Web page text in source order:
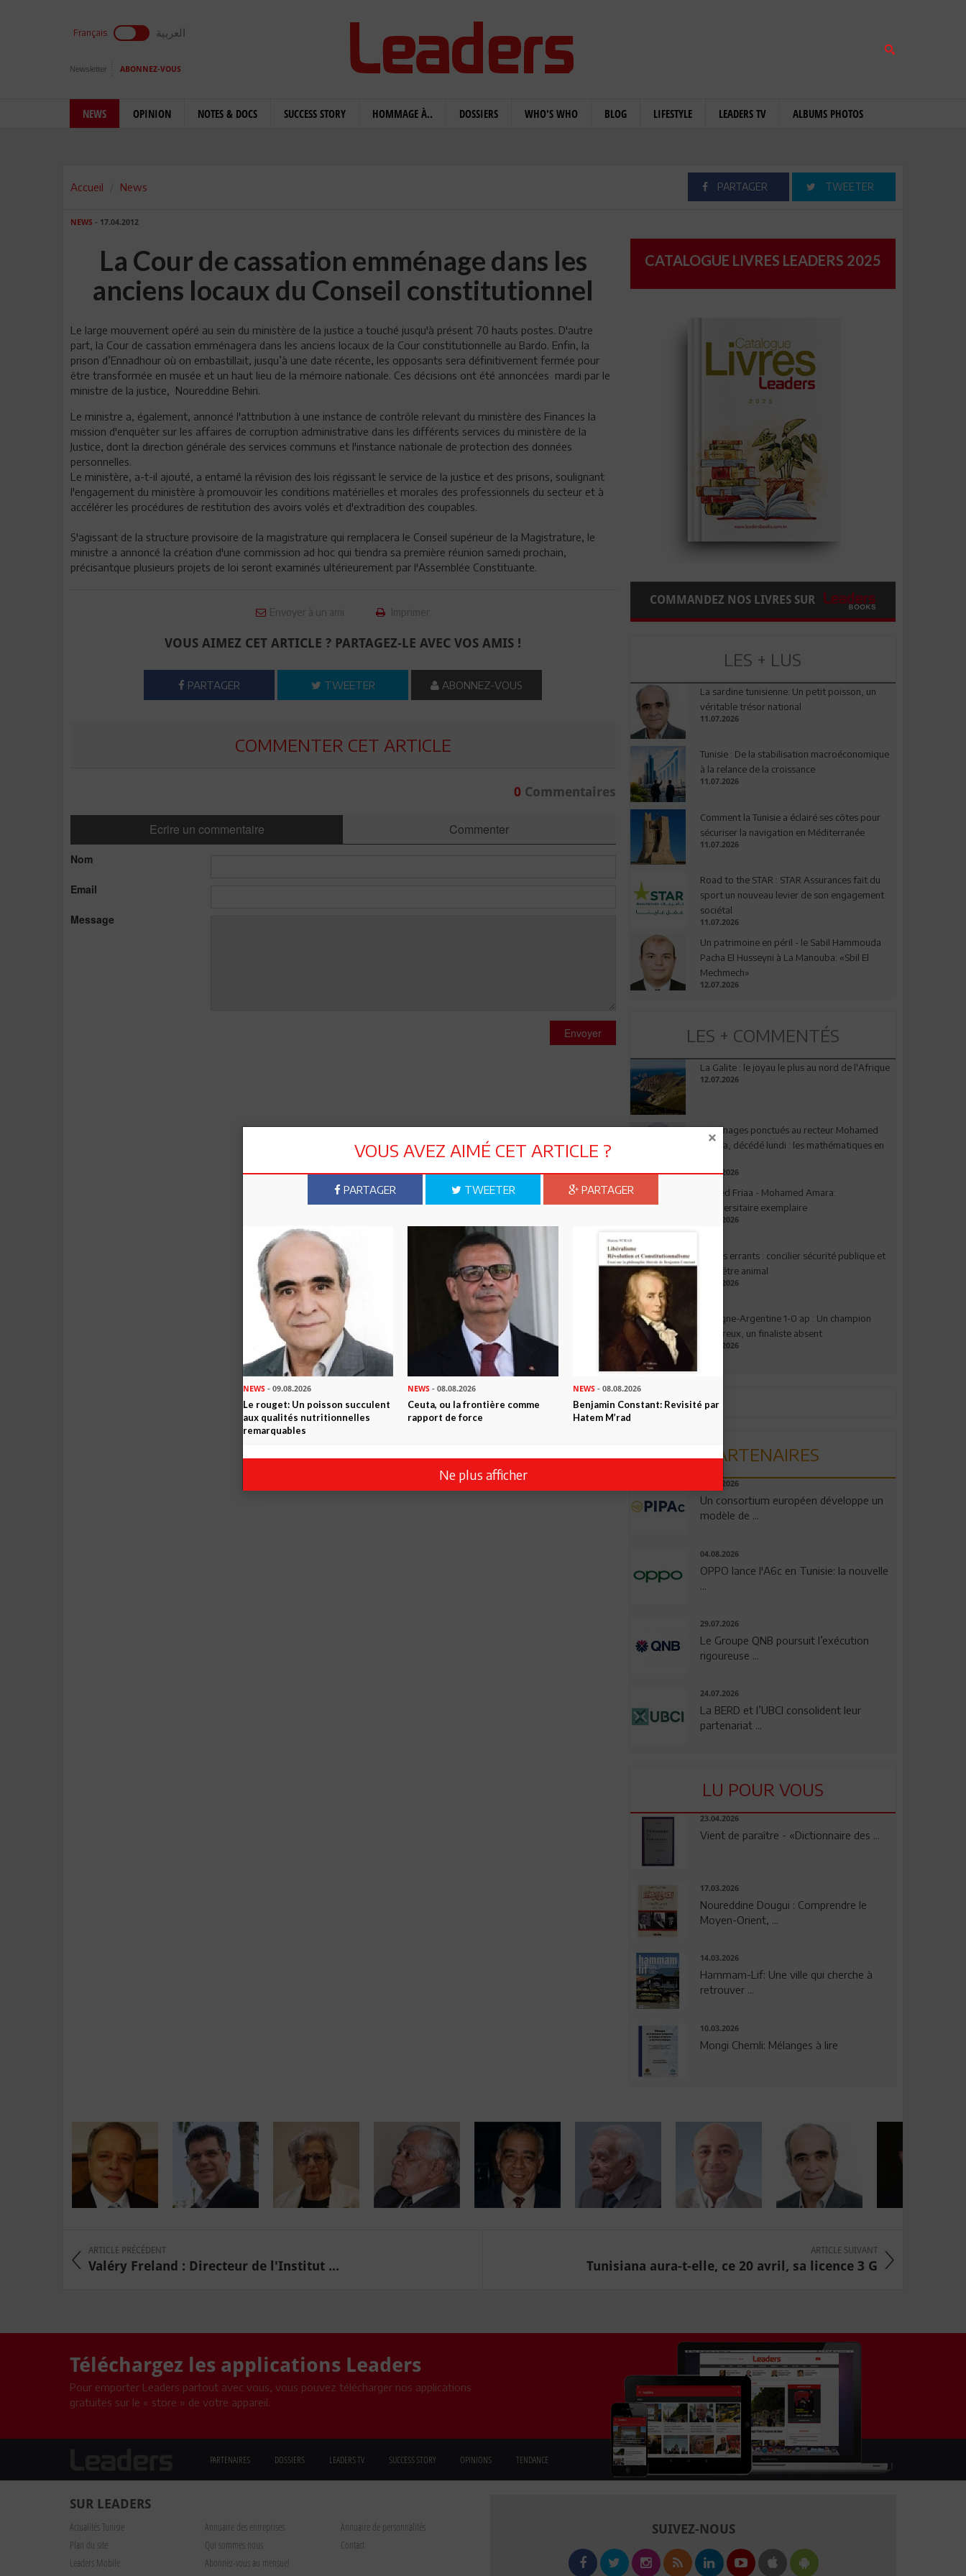
Français العربية
Newsletter ABONNEZ-VOUS
NEWS OPINION NOTES & DOCS SUCCESS STORY HOMMAGE À.. DOSSIERS WHO'S WHO BLOG LIFESTYLE LEADERS TV ALBUMS PHOTOS
Accueil News PARTAGER TWEETER
NEWS - 17.04.2012
La Cour de cassation emménage dans les
anciens locaux du Conseil constitutionnel
Le large mouvement opéré au sein du ministère de la justice a touché jusqu'à présent 70 hauts postes. D'autre
part, la Cour de cassation emménagera dans les anciens locaux de la Cour constitutionnelle au Bardo. Enfin, la
prison d’Ennadhour où on embastillait, jusqu’à une date récente, les opposants sera définitivement fermée pour
être transformée en musée et un haut lieu de la mémoire nationale. Ces décisions ont été annoncées mardi par le
ministre de la justice, Noureddine Behiri.
Le ministre a, également, annoncé l'attribution à une instance de contrôle relevant du ministère des Finances la
mission d'enquêter sur les affaires de corruption administrative dans les différents services du ministère de la
Justice, dont la direction générale des services communs et l'instance nationale de protection des données
personnelles.
Le ministère, a-t-il ajouté, a entamé la révision des lois régissant le service de la justice et des prisons, soulignant
l'engagement du ministère à promouvoir les conditions matérielles et morales des professionnels du secteur et à
accélérer les procédures de restitution des avoirs volés et d'extradition des coupables.
S'agissant de la structure provisoire de la magistrature qui remplacera le Conseil supérieur de la Magistrature, le
ministre a annoncé la création d'une commission ad hoc qui tiendra sa première réunion samedi prochain,
précisantque plusieurs projets de loi seront examinés ultérieurement par l'Assemblée Constituante.
Envoyer à un ami Imprimer
VOUS AIMEZ CET ARTICLE ? PARTAGEZ-LE AVEC VOS AMIS !
PARTAGER TWEETER ABONNEZ-VOUS
COMMENTER CET ARTICLE
0Commentaires
Ecrire un commentaire Commenter
Nom
Email
Message
Envoyer
CATALOGUE LIVRES LEADERS 2025
COMMANDEZ NOS LIVRES SUR
LES + LUS
La sardine tunisienne: Un petit poisson, un
véritable trésor national
11.07.2026
Tunisie : De la stabilisation macroéconomique
à la relance de la croissance
11.07.2026
Comment la Tunisie a éclairé ses côtes pour
sécuriser la navigation en Méditerranée
11.07.2026
Road to the STAR : STAR Assurances fait du
sport un nouveau levier de son engagement
sociétal
11.07.2026
Un patrimoine en péril - le Sabil Hammouda
Pacha El Husseyni à La Manouba: «Sbil El
Mechmech»
12.07.2026
LES + COMMENTÉS
La Galite : le joyau le plus au nord de l'Afrique
12.07.2026
Hommages ponctués au recteur Mohamed
Amara, décédé lundi : les mathématiques en
03.08.2026
Ahmed Friaa - Mohamed Amara:
l’Universitaire exemplaire
04.08.2026
Chiens errants : concilier sécurité publique et
bien-être animal
17.07.2026
Espagne-Argentine 1-0 ap : Un champion
valeureux, un finaliste absent
19.07.2026
PARTENAIRES
06.08.2026
Un consortium européen développe un
modèle de ...
04.08.2026
OPPO lance l'A6c en Tunisie: la nouvelle
...
29.07.2026
Le Groupe QNB poursuit l’exécution
rigoureuse ...
24.07.2026
La BERD et l’UBCI consolident leur
partenariat ...
LU POUR VOUS
23.04.2026
Vient de paraître - «Dictionnaire des ...
17.03.2026
Noureddine Dougui : Comprendre le
Moyen-Orient, ...
14.03.2026
Hammam-Lif: Une ville qui cherche à
retrouver ...
10.03.2026
Mongi Chemli: Mélanges à lire
ARTICLE PRÉCÉDENT
Valéry Freland : Directeur de l'Institut ...
ARTICLE SUIVANT
Tunisiana aura-t-elle, ce 20 avril, sa licence 3 G
Téléchargez les applications Leaders
Pour emporter Leaders partout avec vous, vous pouvez télécharger nos applications
gratuites sur le « store » de votre appareil.
PARTENAIRES DOSSIERS LEADERS TV SUCCESS STORY OPINIONS TENDANCE
SUR LEADERS
Actualités Tunisie Annuaire des entreprises
Annuaire de personnalités
Plan du site
Qui sommes nous
Contact
Leaders Mobile
Abonnez-vous au mensuel
SUIVEZ-NOUS
VOUS AVEZ AIMÉ CET ARTICLE ?
PARTAGER TWEETER PARTAGER
NEWS - 09.08.2026
Le rouget: Un poisson succulent
aux qualités nutritionnelles
remarquables
NEWS - 08.08.2026
Ceuta, ou la frontière comme
rapport de force
NEWS- 08.08.2026
Benjamin Constant: Revisité par
Hatem M’rad
Ne plus afficher